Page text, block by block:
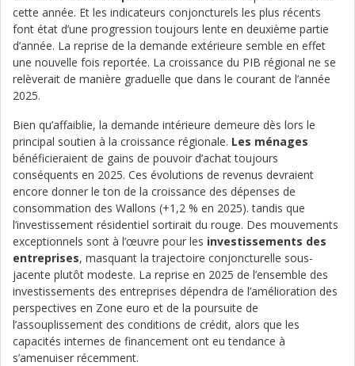
cette année. Et les indicateurs conjoncturels les plus récents
font état d’une progression toujours lente en deuxième partie
d’année. La reprise de la demande extérieure semble en effet
une nouvelle fois reportée. La croissance du PIB régional ne se
relèverait de manière graduelle que dans le courant de l’année
2025.
Bien qu’affaiblie, la demande intérieure demeure dès lors le
principal soutien à la croissance régionale. Les ménages
bénéficieraient de gains de pouvoir d’achat toujours
conséquents en 2025. Ces évolutions de revenus devraient
encore donner le ton de la croissance des dépenses de
consommation des Wallons (+1,2 % en 2025). tandis que
l’investissement résidentiel sortirait du rouge. Des mouvements
exceptionnels sont à l’œuvre pour les investissements des
entreprises, masquant la trajectoire conjoncturelle sous-
jacente plutôt modeste. La reprise en 2025 de l’ensemble des
investissements des entreprises dépendra de l’amélioration des
perspectives en Zone euro et de la poursuite de
l’assouplissement des conditions de crédit, alors que les
capacités internes de financement ont eu tendance à
s’amenuiser récemment.